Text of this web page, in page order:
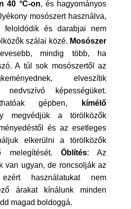
40 °C-on, és hagyományos
mosószert használva,
feloldódik és darabjai nem
szálai közé. Mosószer
mindig több, ha
A túl sok mosószertől az
elveszítik
képességüket.
gépben,
kímélő
megvédjük a törölközők
és az esetleges
elkerülni a törölközők
melegítését. Öblítés: Az
van ugyan, de roncsolják az
használatukat nem
árakat kínálunk minden
magad boldoggá.